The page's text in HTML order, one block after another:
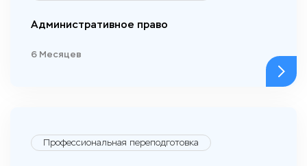
Административное право
6 Месяцев
Профессиональная переподготовка